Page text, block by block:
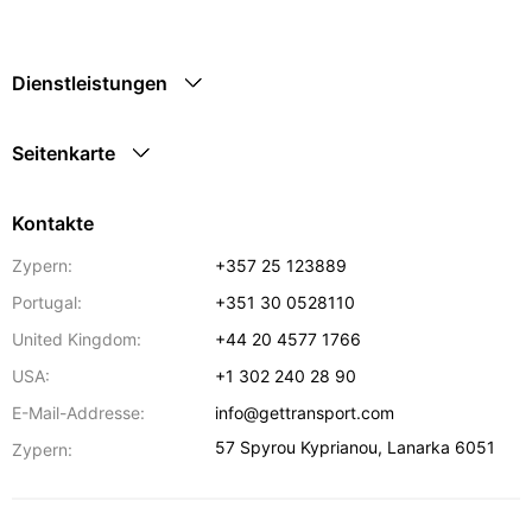
Dienstleistungen
Seitenkarte
Kontakte
Zypern:
+357 25 123889
Portugal:
+351 30 0528110
United Kingdom:
+44 20 4577 1766
USA:
+1 302 240 28 90
E-Mail-Addresse:
info@gettransport.com
Zypern:
57 Spyrou Kyprianou, Lanarka 6051